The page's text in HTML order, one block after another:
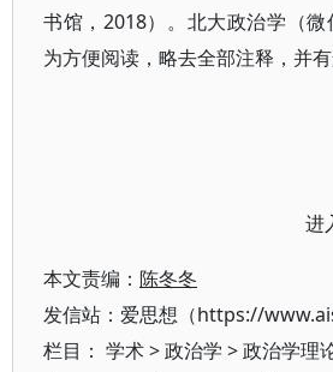
书馆，2018）。北大政治学（微
为方便阅读，略去全部注释，并有
进
本文责编： 陈冬冬
发信站：爱思想（https://
栏目： 学术>政治学 >政治学理